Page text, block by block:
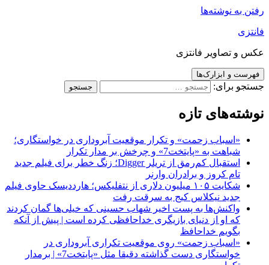
رفتن به نوشته‌ها
فانتزی
عکس و تصاویر فانتزی
فهرست و ابزارک‌ها
جستجو برای:
نوشته‌های تازه
«اسباب زحمت» و تکرار موقعیت آبروداری در خواستگاری؛
شباهت به «پایتخت7» و چرخش بر مدار تکرار
استقبال کم‌رمق از تریلر Digger؛ زنگ خطر برای فیلم جدید
تام کروز و برادران وارنر
شکایت ۱۰۵ میلیون دلاری از نتفلیکس؛ هارددیسک حاوی فیلم
جدید نیکلاس کیج به سرقت رفت
واکنش‌ها به پست اخیر شهاب حسینی که خیلی‌ها گمان کردند
که او از دنیای بازیگری خداحافظی کرده است | پیش از آنکه
بگویم خداحافظ
«اسباب زحمت» روی موقعیت تکراری آبروداری در
خواستگاری دست گذاشته دقیقا مثل «پایتخت7» | برمدار